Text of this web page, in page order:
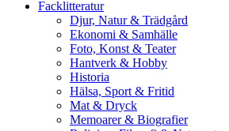
Facklitteratur
Djur, Natur & Trädgård
Ekonomi & Samhälle
Foto, Konst & Teater
Hantverk & Hobby
Historia
Hälsa, Sport & Fritid
Mat & Dryck
Memoarer & Biografier